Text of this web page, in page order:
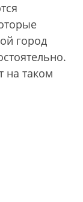
город
на таком